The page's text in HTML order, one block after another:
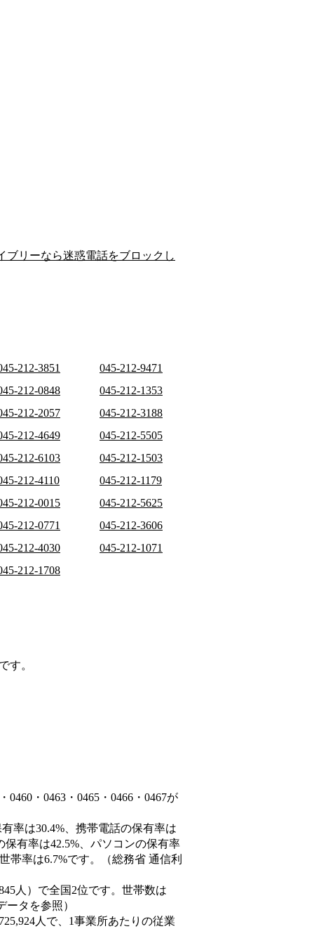
ブリーなら迷惑電話をブロックし
212-3851
045-212-9471
212-0848
045-212-1353
212-2057
045-212-3188
212-4649
045-212-5505
212-6103
045-212-1503
212-4110
045-212-1179
212-0015
045-212-5625
212-0771
045-212-3606
212-4030
045-212-1071
212-1708
す。
・0463・0465・0466・0467が
率は30.4%、携帯電話の保有率は
有率は42.5%、パソコンの保有率
帯率は6.7%です。（総務省 通信利
人）で全国2位です。世帯数は
タを参照）
人で、1事業所あたりの従業